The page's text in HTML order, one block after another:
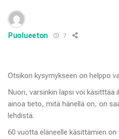
Puolueeton 7
Otsikon kysymykseen on helppo
Nuori, varsinkin lapsi voi
ainoa tieto, mitä hänellä on, on
lehdistä.
60 vuotta eläneelle käsittämien on